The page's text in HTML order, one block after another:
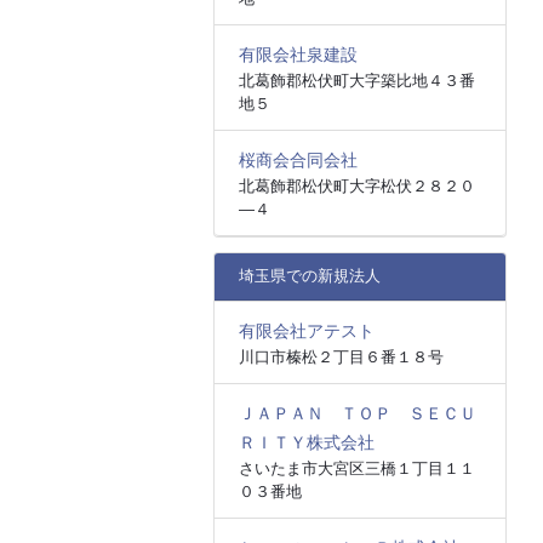
有限会社泉建設
北葛飾郡松伏町大字築比地４３番
地５
桜商会合同会社
北葛飾郡松伏町大字松伏２８２０
―４
埼玉県での新規法人
有限会社アテスト
川口市榛松２丁目６番１８号
ＪＡＰＡＮ ＴＯＰ ＳＥＣＵ
ＲＩＴＹ株式会社
さいたま市大宮区三橋１丁目１１
０３番地